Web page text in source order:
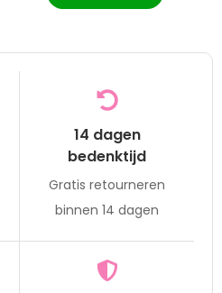
14 dagen
bedenktijd
Gratis retourneren
binnen 14 dagen